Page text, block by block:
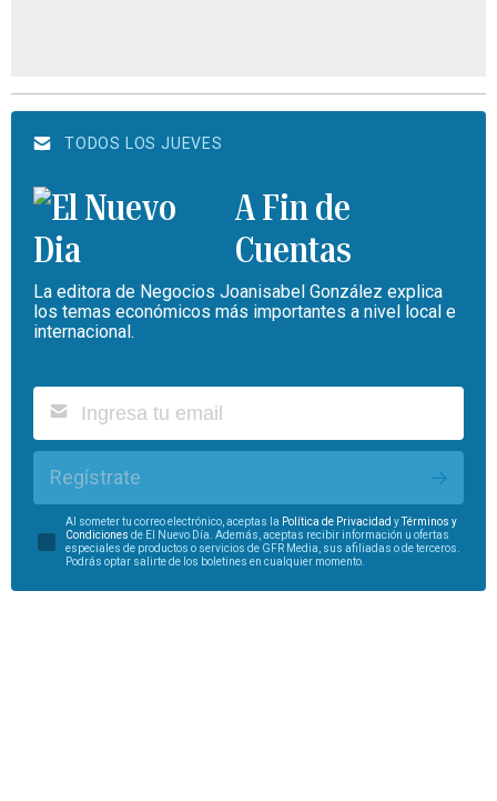
TODOS LOS JUEVES
A Fin de
Cuentas
La editora de Negocios Joanisabel González explica
los temas económicos más importantes a nivel local e
internacional.
Regístrate
Al someter tu correo electrónico, aceptas la Política de Privacidad yTérminos y
Condiciones de El Nuevo Día. Además, aceptas recibir información u ofertas
especiales de productos o servicios de GFR Media, sus afiliadas o de terceros.
Podrás optar salirte de los boletines en cualquier momento.